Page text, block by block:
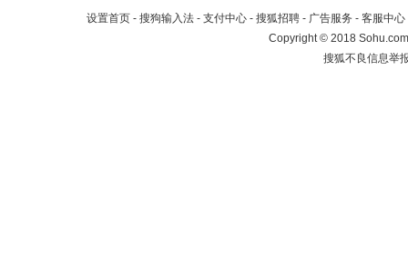
设置首页 - 搜狗输入法 - 支付中心 - 搜狐招聘 - 广告服务 - 客服中心
Copyright©2018
搜狐不良信息举